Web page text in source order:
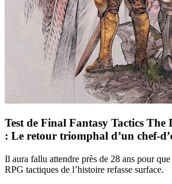
Test de Final Fantasy Tactics The
: Le retour triomphal d’un chef-
Il aura fallu attendre près de 28 ans pour
RPG tactiques de l’histoire refasse surface.